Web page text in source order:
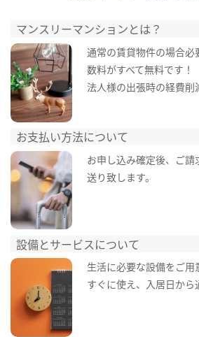
マンスリーマンションとは？
通常の賃貸物件の場合
数料がすべて無料です！
法人様の出張時の経費削
お支払い方法について
お申し込み確定後、ご
送り致します。
設備とサービスについて
生活に必要な設備をご
すぐに使え、入居日から